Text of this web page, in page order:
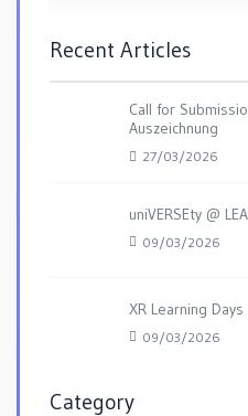
Recent Articles
Call for
Auszeichnung
27/03/2026
uniVERSEty @
09/03/2026
XR Learning Days
09/03/2026
Category